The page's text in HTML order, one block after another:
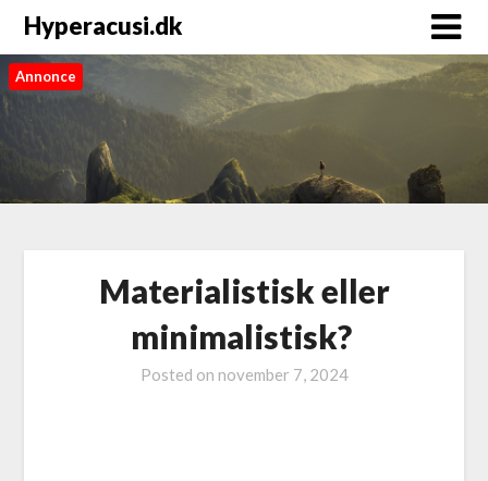
Hyperacusi.dk
Annonce
Materialistisk eller
minimalistisk?
Posted on november 7, 2024